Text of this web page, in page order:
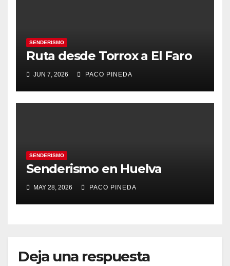
SENDERISMO
Ruta desde Torrox a El Faro
JUN 7, 2026 PACO PINEDA
SENDERISMO
Senderismo en Huelva
MAY 28, 2026 PACO PINEDA
Deja una respuesta